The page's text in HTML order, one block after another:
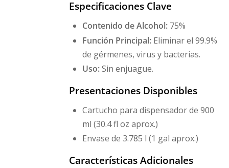
Especificaciones Clave
Contenido de Alcohol:75%
Función Principal:Eliminar el 99.9%
de gérmenes, virus y bacterias.
Uso:Sin enjuague.
Presentaciones Disponibles
Cartucho para dispensador de 900
ml (30.4 fl oz aprox.)
Envase de 3.785 l (1 gal aprox.)
Características Adicionales